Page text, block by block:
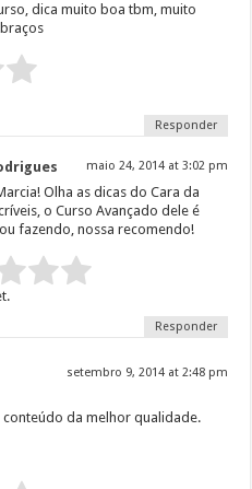
dica muito boa tbm, muito
Submit Rating
Responder
maio 24, 2014 at 3:02 pm
Olha as dicas do Cara da
o Curso Avançado dele é
fazendo, nossa recomendo!
Submit Rating
Responder
setembro 9, 2014 at 2:48 pm
da melhor qualidade.